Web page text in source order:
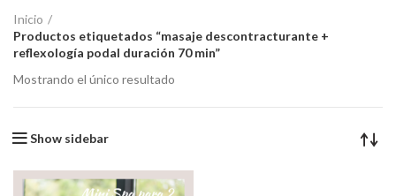
Inicio
Productos etiquetados “masaje descontracturante +
reflexología podal duración 70 min”
Mostrando el único resultado
Show sidebar